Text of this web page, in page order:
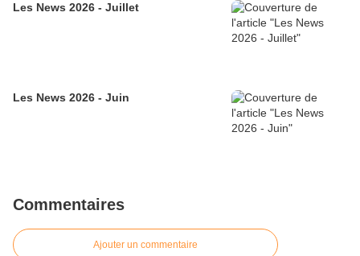
Les News 2026 - Juillet
Les News 2026 - Juin
Commentaires
Ajouter un commentaire